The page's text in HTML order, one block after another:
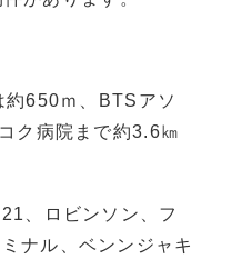
約650ｍ、BTSアソ
ク病院まで約3.6㎞
、ロビンソン、フ
ナル、ベンンジャキ